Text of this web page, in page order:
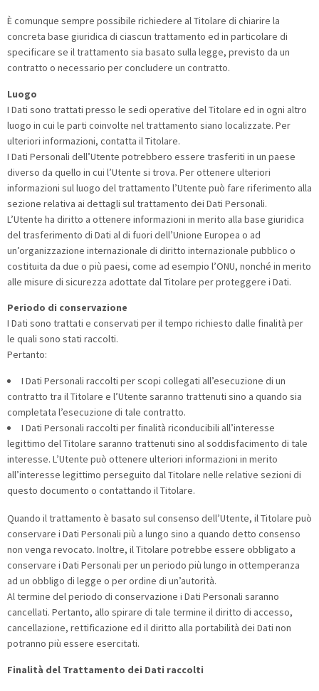
È comunque sempre possibile richiedere al Titolare di chiarire la
concreta base giuridica di ciascun trattamento ed in particolare di
specificare se il trattamento sia basato sulla legge, previsto da un
contratto o necessario per concludere un contratto.
Luogo
I Dati sono trattati presso le sedi operative del Titolare ed in ogni altro
luogo in cui le parti coinvolte nel trattamento siano localizzate. Per
ulteriori informazioni, contatta il Titolare.
I Dati Personali dell’Utente potrebbero essere trasferiti in un paese
diverso da quello in cui l’Utente si trova. Per ottenere ulteriori
informazioni sul luogo del trattamento l’Utente può fare riferimento alla
sezione relativa ai dettagli sul trattamento dei Dati Personali.
L’Utente ha diritto a ottenere informazioni in merito alla base giuridica
del trasferimento di Dati al di fuori dell’Unione Europea o ad
un’organizzazione internazionale di diritto internazionale pubblico o
costituita da due o più paesi, come ad esempio l’ONU, nonché in merito
alle misure di sicurezza adottate dal Titolare per proteggere i Dati.
Periodo di conservazione
I Dati sono trattati e conservati per il tempo richiesto dalle finalità per
le quali sono stati raccolti.
Pertanto:
I Dati Personali raccolti per scopi collegati all’esecuzione di un
contratto tra il Titolare e l’Utente saranno trattenuti sino a quando sia
completata l’esecuzione di tale contratto.
I Dati Personali raccolti per finalità riconducibili all’interesse
legittimo del Titolare saranno trattenuti sino al soddisfacimento di tale
interesse. L’Utente può ottenere ulteriori informazioni in merito
all’interesse legittimo perseguito dal Titolare nelle relative sezioni di
questo documento o contattando il Titolare.
Quando il trattamento è basato sul consenso dell’Utente, il Titolare può
conservare i Dati Personali più a lungo sino a quando detto consenso
non venga revocato. Inoltre, il Titolare potrebbe essere obbligato a
conservare i Dati Personali per un periodo più lungo in ottemperanza
ad un obbligo di legge o per ordine di un’autorità.
Al termine del periodo di conservazione i Dati Personali saranno
cancellati. Pertanto, allo spirare di tale termine il diritto di accesso,
cancellazione, rettificazione ed il diritto alla portabilità dei Dati non
potranno più essere esercitati.
Finalità del Trattamento dei Dati raccolti